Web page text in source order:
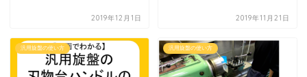
2019年12月1日 2019年11月21日
汎用旋盤の使い方 汎用旋盤の使い方